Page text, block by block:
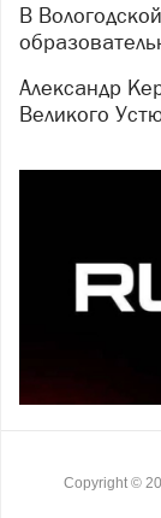
В Вологодской области модернизируют 42
Александр Кержаков получил памятный мяч из
Великого
Copyright ©